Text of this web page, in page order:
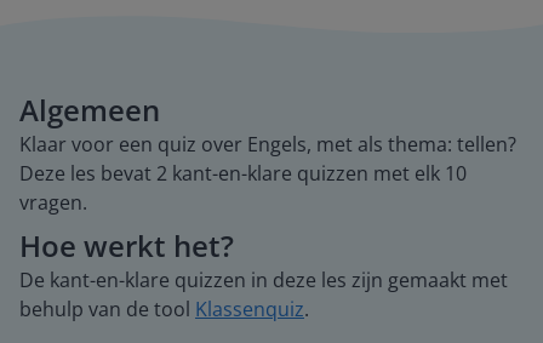
Algemeen
Klaar voor een quiz over Engels, met als thema: tellen?
Deze les bevat 2 kant-en-klare quizzen met elk 10
vragen.
Hoe werkt het?
De kant-en-klare quizzen in deze les zijn gemaakt met
behulp van de tool Klassenquiz.